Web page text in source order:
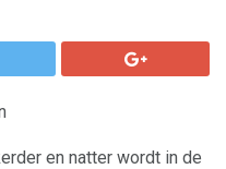
en natter wordt in de